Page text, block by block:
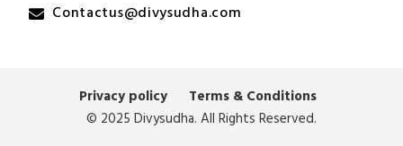
Contactus@divysudha.com
Privacy policy
Terms & Conditions
© 2025 Divysudha. All Rights Reserved.